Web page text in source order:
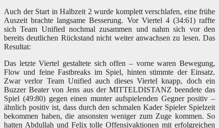
Auch der Start in Halbzeit 2 wurde komplett verschlafen, eine frühe
Auszeit brachte langsame Besserung. Vor Viertel 4 (34:61) raffte
sich Team Unified nochmal zusammen und nahm sich vor den
bereits deutlichen Rückstand nicht weiter anwachsen zu lesen. Das
Resultat:
Das letzte Viertel gestaltete sich offen – vorne waren Bewegung,
Flow und feine Fastbreaks im Spiel, hinten stimmte der Einsatz.
Zwar verlor Team Unified auch dieses Viertel knapp, doch ein
Buzzer Beater von Jens aus der MITTELDISTANZ beendete das
Spiel (49:80) gegen einen munter aufspielenden Gegner positiv –
ähnlich positiv ist, dass durch den schmalen Kader Spieler Spielzeit
bekommen haben, die ansonsten weniger zum Zuge kommen. So
hatten Abdullah und Felix tolle Offensivaktionen mit erfolgreichen